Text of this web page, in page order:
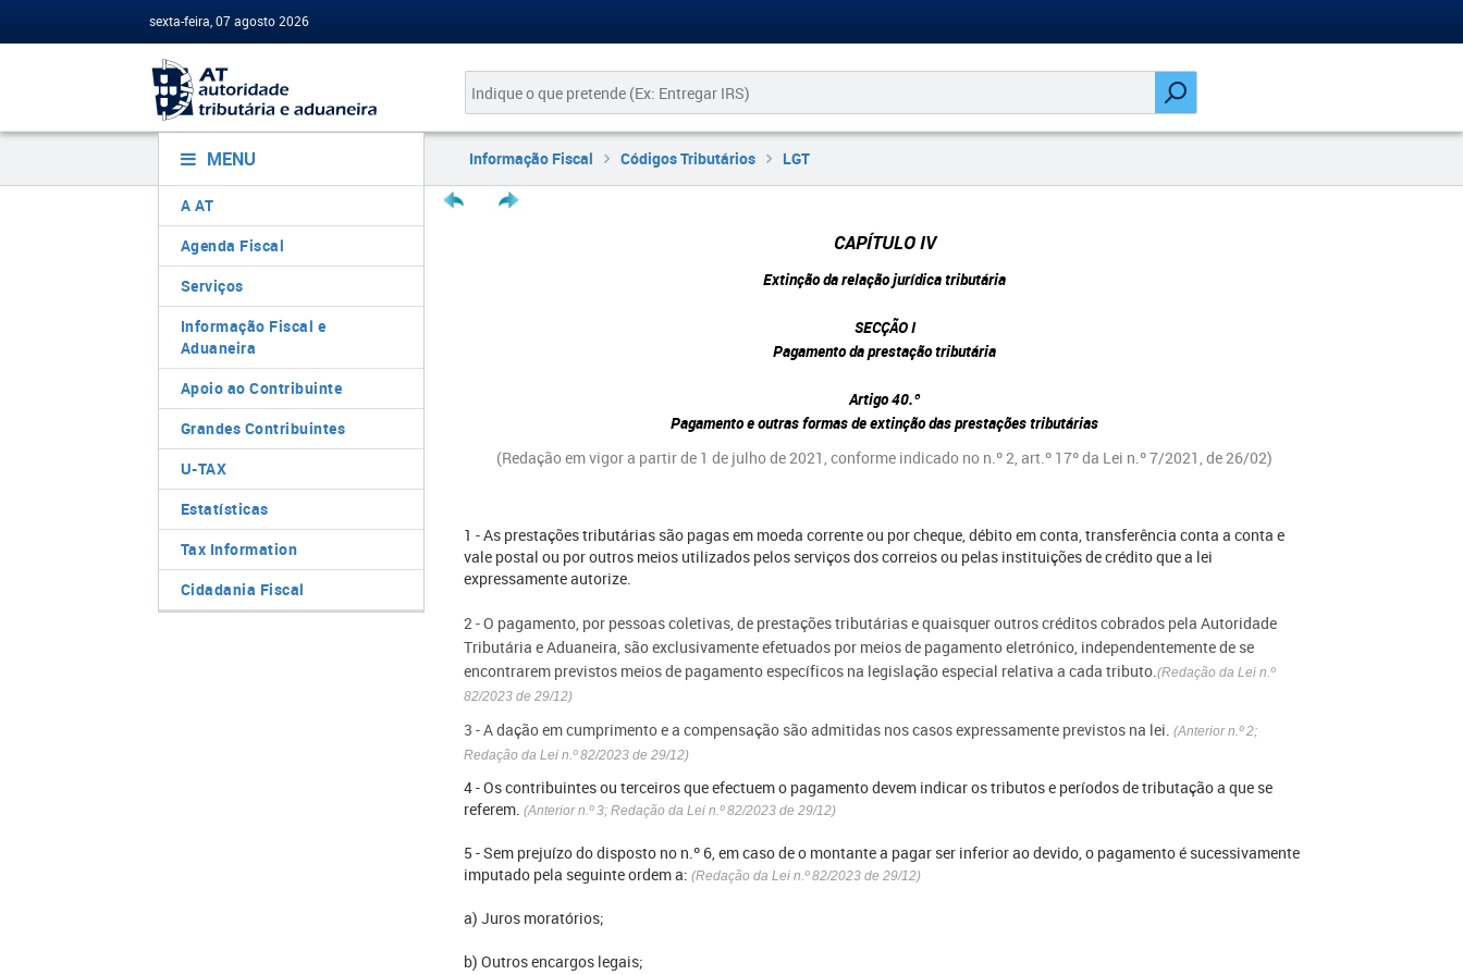
sexta-feira, 07 agosto 2026
MENU
A AT
Agenda Fiscal
Serviços
Informação Fiscal e
Aduaneira
Apoio ao Contribuinte
Grandes Contribuintes
U-TAX
Estatísticas
Tax Information
Cidadania Fiscal
Informação Fiscal Códigos Tributários LGT
CAPÍTULO IV
Extinção da relação jurídica tributária
SECÇÃO I
Pagamento da prestação tributária
Artigo 40.º
Pagamento e outras formas de extinção das prestações tributárias
(Redação em vigor a partir de 1 de julho de 2021, conforme indicado no n.º ​2, art.º 17º da Lei n.º 7/2021, de 26/02)
1 - As prestações tributárias são pagas em moeda corrente ou por cheque, débito em conta, transferência conta a conta e
vale postal ou por outros meios utilizados pelos serviços dos correios ou pelas instituições de crédito que a lei
expressamente autorize.
2 - O pagamento, por pessoas coletivas, de prestações tributárias e quaisquer outros créditos cobrados pela Autoridade
Tributária e Aduaneira, são exclusivamente efetuados por meios de pagamento eletrónico, independentemente de se
encontrarem previstos meios de pagamento específicos na legislação especial relativa a cada tributo.(Redação da Lei n.º
82/2023 de 29/12)
3 - A dação em cumprimento e a compensação são admitidas nos casos expressamente previstos na lei. (Anterior n.º 2;
Redação da Lei n.º 82/2023 de 29/12)
4 - Os contribuintes ou terceiros que efectuem o pagamento devem indicar os tributos e períodos de tributação a que se
referem.(Anterior n.º 3; Redação da Lei n.º 82/2023 de 29/12)
5 - Sem prejuízo do disposto no n.º 6, em caso de o montante a pagar ser inferior ao devido, o pagamento é sucessivamente
imputado pela seguinte ordem a:(Redação da Lei n.º 82/2023 de 29/12)
a) Juros moratórios;
b) Outros encargos legais;